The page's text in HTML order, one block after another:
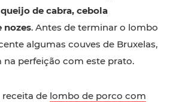
queijo de cabra, cebola
nozes. Antes de terminar o lombo
algumas couves de Bruxelas,
perfeição com este prato.
receita de lombo de porco com